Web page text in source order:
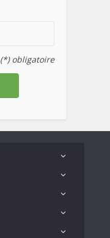
(*) obligatoire